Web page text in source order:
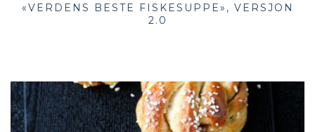
«VERDENS BESTE FISKESUPPE», VERSJON
2.0